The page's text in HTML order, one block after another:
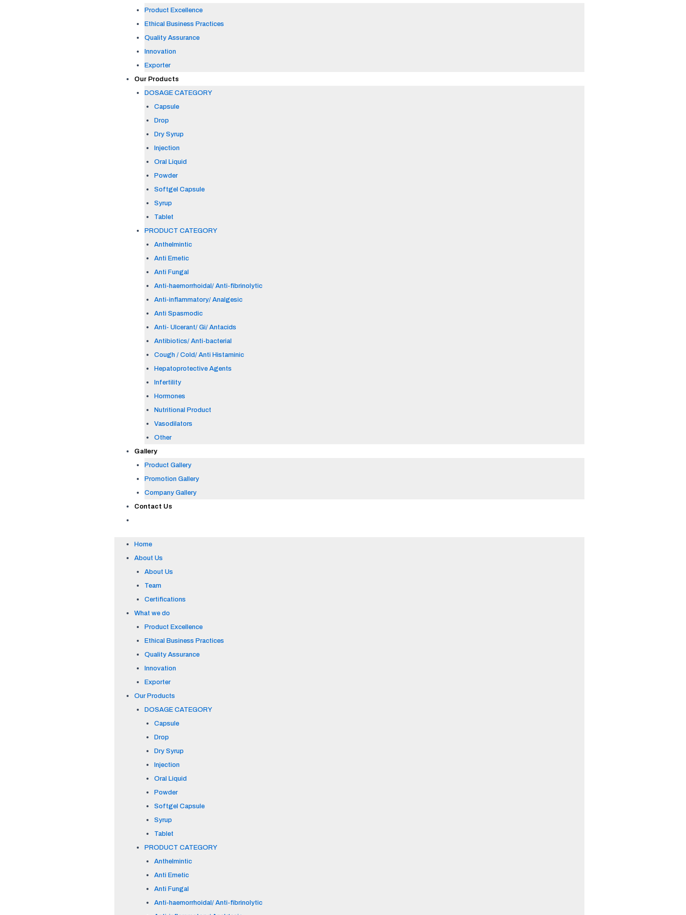
Product Excellence
Ethical Business Practices
Quality Assurance
Innovation
Exporter
Our Products
DOSAGE CATEGORY
Capsule
Drop
Dry Syrup
Injection
Oral Liquid
Powder
Softgel Capsule
Syrup
Tablet
PRODUCT CATEGORY
Anthelmintic
Anti Emetic
Anti Fungal
Anti-haemorrhoidal/ Anti-fibrinolytic
Anti-inflammatory/ Analgesic
Anti Spasmodic
Anti- Ulcerant/ Gi/ Antacids
Antibiotics/ Anti-bacterial
Cough / Cold/ Anti Histaminic
Hepatoprotective Agents
Infertility
Hormones
Nutritional Product
Vasodilators
Other
Gallery
Product Gallery
Promotion Gallery
Company Gallery
Contact Us
Home
About Us
About Us
Team
Certifications
What we do
Product Excellence
Ethical Business Practices
Quality Assurance
Innovation
Exporter
Our Products
DOSAGE CATEGORY
Capsule
Drop
Dry Syrup
Injection
Oral Liquid
Powder
Softgel Capsule
Syrup
Tablet
PRODUCT CATEGORY
Anthelmintic
Anti Emetic
Anti Fungal
Anti-haemorrhoidal/ Anti-fibrinolytic